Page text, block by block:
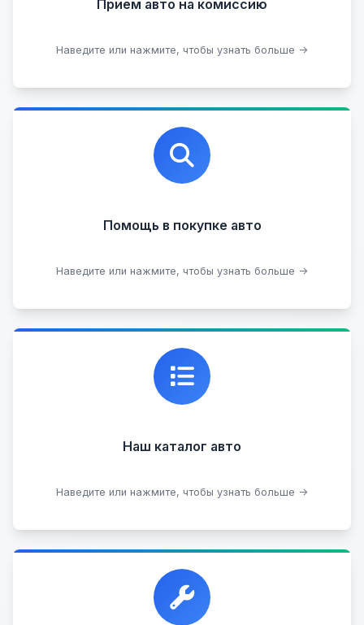
Прием авто на комиссию
Наведите или нажмите, чтобы узнать больше →
Прием битых авто
Оставить на комиссии
Помощь в покупке авто
Наведите или нажмите, чтобы узнать больше →
Профессиональная помощь в выборе автомобиля
на любых торговых площадках с проверкой
юридической чистоты.
Подобрать авто
Наш каталог авто
Наведите или нажмите, чтобы узнать больше →
Каталог проверенных автомобилей в отличном
состоянии, где вы можете найти подробную
информацию о каждом авто.
Посмотреть каталог
Прием автомобилей для разборки на запчасти в
любом состоянии.